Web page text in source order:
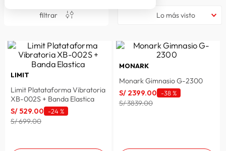
7 terrex
laptop
9.
10 lavadora
filtrar Lo más visto
LIMIT
Limit Platataforma Vibratoria
XB-002S + Banda Elastica
S/ 529.00 -24 %
S/ 699.00
MONARK
Monark Gimnasio G-2300
S/ 2399.00 -38 %
S/ 3839.00